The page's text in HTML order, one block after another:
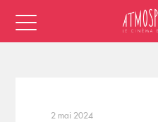
2 mai 2024